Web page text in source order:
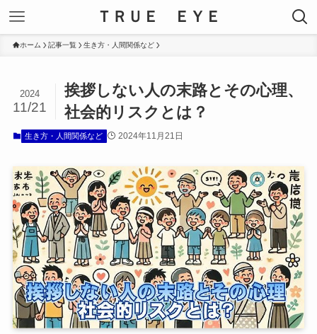
ＴＲＵＥ ＥＹＥ
ホーム 記事一覧 生き方・人間関係など
挨拶しない人の末路とその心理、
社会的リスクとは？
2024
11/21
生き方・人間関係など 2024年11月21日